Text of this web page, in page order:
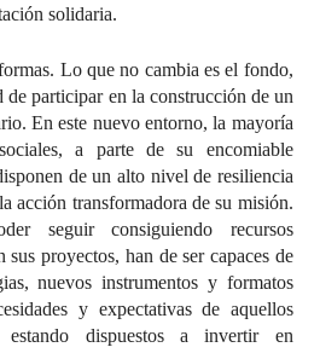
solidaria.
Lo que no cambia es el fondo,
de participar en la construcción de un
En este nuevo entorno, la mayoría
a parte de su encomiable
de un alto nivel de resiliencia
acción transformadora de su misión.
seguir consiguiendo recursos
proyectos, han de ser capaces de
nuevos instrumentos y formatos
y expectativas de aquellos
dispuestos a invertir en